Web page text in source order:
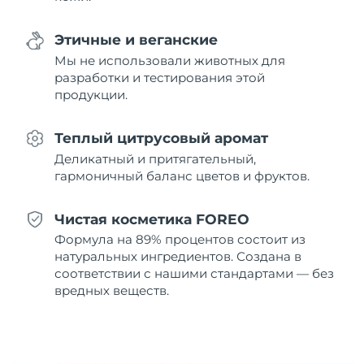
Этичные и веганские
Мы не использовали животных для
разработки и тестирования этой
продукции.
Теплый цитрусовый аромат
Деликатный и притягательный,
гармоничный баланс цветов и фруктов.
Чистая косметика FOREO
Формула на 89% процентов состоит из
натуральных ингредиентов. Создана в
соответствии с нашими стандартами — без
вредных веществ.
Нидерланды
Ожидаемая дата доставки
Новая Зеландия
Норвегия
Ожидаемая дата доставки
Ожидаемая дата доставки
Филиппины
8/13/26
Польша
Ожидаемая дата доставки